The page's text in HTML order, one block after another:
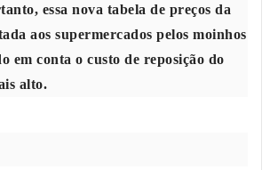
essa nova tabela de preços da
aos supermercados pelos moinhos
em conta o custo de reposição do
alto.